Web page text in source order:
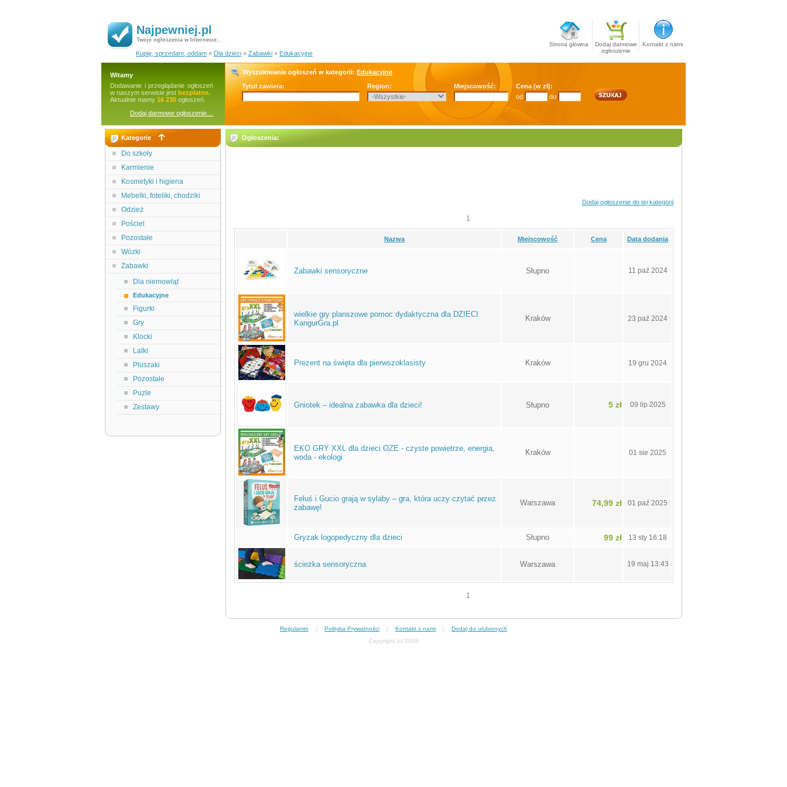
Najpewniej.pl
Twoje ogłoszenia w Internecie..
Strona główna
Dodaj darmowe
ogłoszenie
Kontakt z nami
Kupię, sprzedam, oddam » Dla dzieci » Zabawki » Edukacyjne
Witamy
Dodawanie i przeglądanie ogłoszeń
w naszym serwisie jest bezpłatne.
Aktualnie mamy 16 230 ogłoszeń.
Dodaj darmowe ogłoszenie…
Wyszukiwanie ogłoszeń w kategorii: Edukacyjne
Tytuł zawiera:
Region: Miejscowość:
Cena (w zł):
od
do
Kategorie
Do szkoły
Karmienie
Kosmetyki i higiena
Mebelki, foteliki, chodziki
Odzież
Pościel
Pozostałe
Wózki
Zabawki
Dla niemowląt
Edukacyjne
Figurki
Gry
Klocki
Lalki
Pluszaki
Pozostałe
Puzle
Zestawy
Ogłoszenia:
Dodaj ogłoszenie do tej kategorii
1
Nazwa Miejscowość Cena Data dodania
Zabawki sensoryczne Słupno 11 paź 2024
wielkie gry planszowe pomoc dydaktyczna dla DZIECI
KangurGra.pl
Kraków 23 paź 2024
Prezent na święta dla pierwszoklasisty Kraków 19 gru 2024
Gniotek – idealna zabawka dla dzieci! Słupno 5 zł 09 lip 2025
EKO GRY XXL dla dzieci OZE - czyste powietrze, energia,
woda - ekologi
Kraków 01 sie 2025
Feluś i Gucio grają w sylaby – gra, która uczy czytać przez
zabawę!
Warszawa 74,99 zł 01 paź 2025
Gryzak logopedyczny dla dzieci Słupno 99 zł 13 sty 16:18
ścieżka sensoryczna Warszawa 19 maj 13:43
1
Regulamin | Polityka Prywatności | Kontakt z nami | Dodaj do ulubionych
Copyright (c) 2008